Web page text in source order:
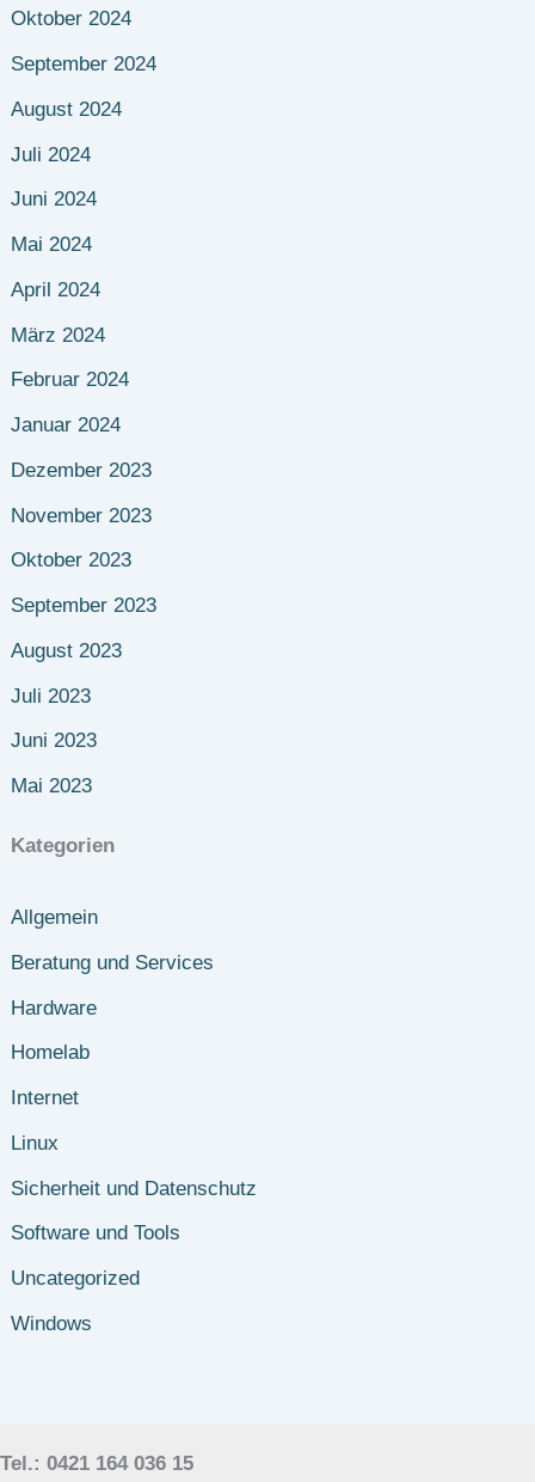
Oktober 2024
September 2024
August 2024
Juli 2024
Juni 2024
Mai 2024
April 2024
März 2024
Februar 2024
Januar 2024
Dezember 2023
November 2023
Oktober 2023
September 2023
August 2023
Juli 2023
Juni 2023
Mai 2023
Kategorien
Allgemein
Beratung und Services
Hardware
Homelab
Internet
Linux
Sicherheit und Datenschutz
Software und Tools
Uncategorized
Windows
Tel.: 0421 164 036 15